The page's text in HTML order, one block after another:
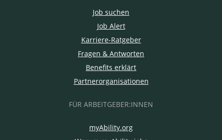
Job suchen
Job Alert
Karriere-Ratgeber
Fragen & Antworten
Benefits erklärt
Partnerorganisationen
FÜR ARBEITGEBER:INNEN
myAbility.org